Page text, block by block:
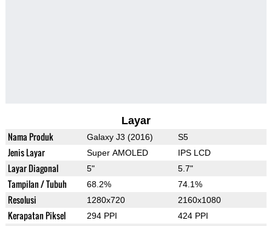
Layar
Nama Produk Galaxy J3 (2016) S5
Jenis Layar Super AMOLED IPS LCD
Layar Diagonal 5" 5.7"
Tampilan / Tubuh 68.2% 74.1%
Resolusi 1280x720 2160x1080
Kerapatan Piksel 294 PPI 424 PPI